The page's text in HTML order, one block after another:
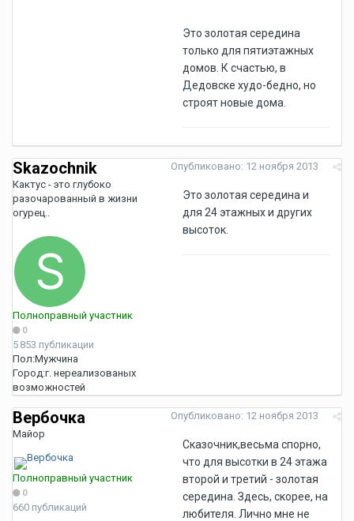
Это золотая середина
только для пятиэтажных
домов. К счастью, в
Дедовске худо-бедно, но
строят новые дома.
Skazochnik
Кактус - это глубоко
разочарованный в жизни
огурец..
Полноправный участник
0
5 853 публикации
Пол:Мужчина
Город:г. нереализованых
возможностей
Опубликовано: 12 ноября 2013
Это золотая середина и
для 24 этажных и других
высоток.
Вербочка
Майор
Полноправный участник
0
660 публикаций
Опубликовано: 12 ноября 2013
Сказочник,весьма спорно,
что для высотки в 24 этажа
второй и третий - золотая
середина. Здесь, скорее, на
любителя. Лично мне не